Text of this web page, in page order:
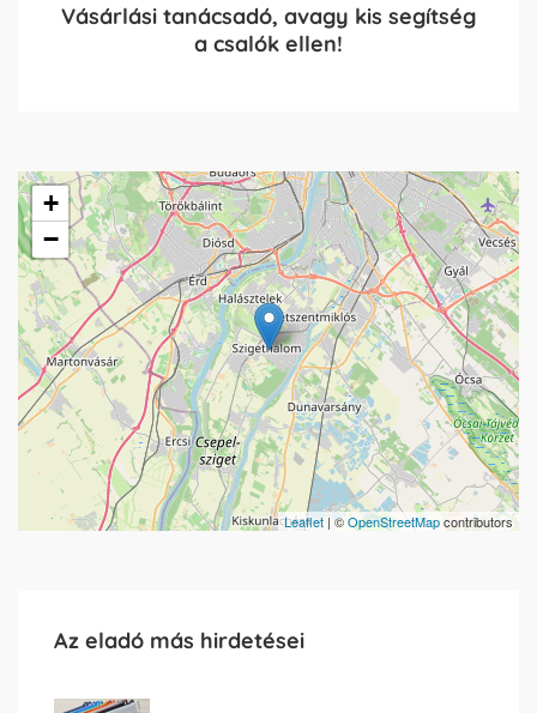
Vásárlási tanácsadó, avagy kis segítség
a csalók ellen!
+
−
Leaflet | ©OpenStreetMapcontributors
Az eladó más hirdetései